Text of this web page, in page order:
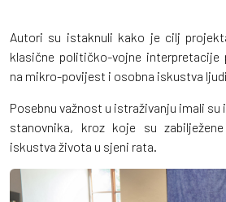
Autori su istaknuli kako je cilj
klasične političko-vojne
na mikro-povijest i osobna iskustva
Posebnu važnost u istraživanju imali
stanovnika, kroz koje su
iskustva života u sjeni rata.